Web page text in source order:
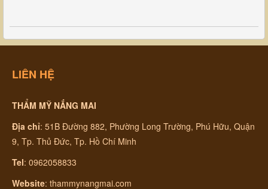
LIÊN HỆ
THẨM MỸ NẮNG MAI
Địa chỉ: 51B Đường 882, Phường Long Trường, Phú Hữu, Quận
9, Tp. Thủ Đức, Tp. Hồ Chí Minh
Tel: 0962058833
Website: thammynangmai.com